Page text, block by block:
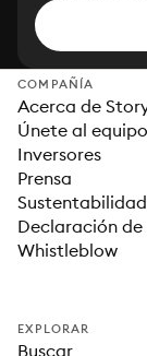
COMPAÑÍA
Acerca de
Únete al equipo
Inversores
Prensa
Sustentabilidad
Declaración
Whistleblow
EXPLORAR
Buscar